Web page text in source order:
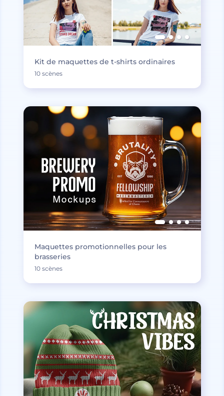
Kit de maquettes de t-shirts ordinaires
10 scènes
Maquettes promotionnelles pour les
brasseries
10 scènes